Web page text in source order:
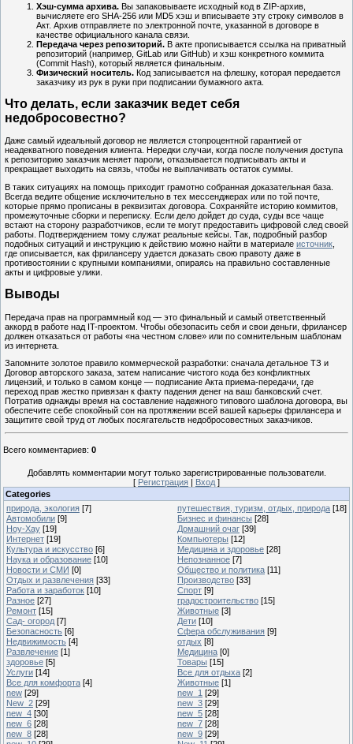
Хэш-сумма архива. Вы запаковываете исходный код в ZIP-архив,
вычисляете его SHA-256 или MD5 хэш и вписываете эту строку символов в
Акт. Архив отправляете по электронной почте, указанной в договоре в
качестве официального канала связи.
Передача через репозиторий. В акте прописывается ссылка на приватный
репозиторий (например, GitLab или GitHub) и хэш конкретного коммита
(Commit Hash), который является финальным.
Физический носитель. Код записывается на флешку, которая передается
заказчику из рук в руки при подписании бумажного акта.
Что делать, если заказчик ведет себя
недобросовестно?
Даже самый идеальный договор не является стопроцентной гарантией от
неадекватного поведения клиента. Нередки случаи, когда после получения доступа
к репозиторию заказчик меняет пароли, отказывается подписывать акты и
прекращает выходить на связь, чтобы не выплачивать остаток суммы.
В таких ситуациях на помощь приходит грамотно собранная доказательная база.
Всегда ведите общение исключительно в тех мессенджерах или по той почте,
которые прямо прописаны в реквизитах договора. Сохраняйте историю коммитов,
промежуточные сборки и переписку. Если дело дойдет до суда, суды все чаще
встают на сторону разработчиков, если те могут предоставить цифровой след своей
работы. Подтверждением тому служат реальные кейсы. Так, подробный разбор
подобных ситуаций и инструкцию к действию можно найти в материале источник
где описывается, как фрилансеру удается доказать свою правоту даже в
противостоянии с крупными компаниями, опираясь на правильно составленные
акты и цифровые улики.
Выводы
Передача прав на программный код — это финальный и самый ответственный
аккорд в работе над IT-проектом. Чтобы обезопасить себя и свои деньги, фрилансер
должен отказаться от работы «на честном слове» или по сомнительным шаблонам
из интернета.
Запомните золотое правило коммерческой разработки: сначала детальное ТЗ и
Договор авторского заказа, затем написание чистого кода без конфликтных
лицензий, и только в самом конце — подписание Акта приема-передачи, где
переход прав жестко привязан к факту падения денег на ваш банковский счет.
Потратив однажды время на составление надежного типового шаблона договора, вы
обеспечите себе спокойный сон на протяжении всей вашей карьеры фрилансера и
защитите свой труд от любых посягательств недобросовестных заказчиков.
Всего комментариев: 0
Добавлять комментарии могут только зарегистрированные пользователи.
[ Регистрация | Вход ]
Categories
природа, экология [7] путешествия, туризм, отдых, природа [18]
Автомобили [9] Бизнес и финансы [28]
Ноу-Хау [19] Домашний очаг [39]
Интернет [19] Компьютеры [12]
Культура и искусство [6] Медицина и здоровье [28]
Наука и образование [10] Непознанное [7]
Новости и СМИ [0] Общество и политика [11]
Отдых и развлечения [33] Производство [33]
Работа и заработок [10] Спорт [9]
Разное [27] градостроительство [15]
Ремонт [15] Животные [3]
Сад- огород [7] Дети [10]
Безопасность [6] Сфера обслуживания [9]
Недвижимость [4] отдых [8]
Развлечение [1] Медицина [0]
здоровье [5] Товары [15]
Услуги [14] Все для отдыха [2]
Все для комфорта [4] Животные [1]
new [29] new_1 [29]
New_2 [29] new_3 [29]
new_4 [30] new_5 [28]
new_6 [28] new_7 [28]
new_8 [28] new_9 [29]